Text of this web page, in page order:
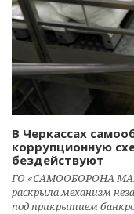
В Черкассах
коррупционную
бездействуют
ГО «САМООБОРОНА
раскрыла механизм
под прикрытием